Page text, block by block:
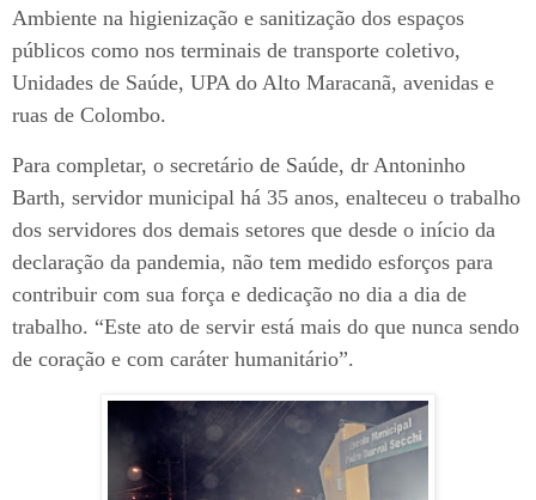
Ambiente na higienização e sanitização dos espaços
públicos como nos terminais de transporte coletivo,
Unidades de Saúde, UPA do Alto Maracanã, avenidas e
ruas de Colombo.
Para completar, o secretário de Saúde, dr Antoninho
Barth, servidor municipal há 35 anos, enalteceu o trabalho
dos servidores dos demais setores que desde o início da
declaração da pandemia, não tem medido esforços para
contribuir com sua força e dedicação no dia a dia de
trabalho. “Este ato de servir está mais do que nunca sendo
de coração e com caráter humanitário”.